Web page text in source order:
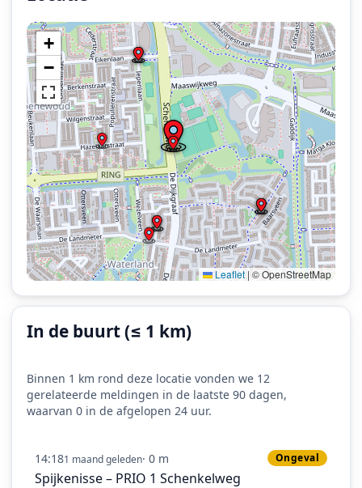
+
−
Leaflet | © OpenStreetMap
In de buurt (≤ 1 km)
Binnen 1 km rond deze locatie vonden we 12
gerelateerde meldingen in de laatste 90 dagen,
waarvan 0 in de afgelopen 24 uur.
14:181 maand geleden· 0 m Ongeval
Spijkenisse – PRIO 1 Schenkelweg